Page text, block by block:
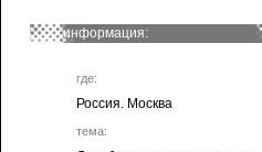
информация:
где:
Россия. Москва
тема: